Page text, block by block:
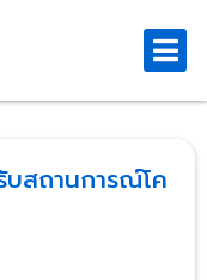
บสถานการณ์โค